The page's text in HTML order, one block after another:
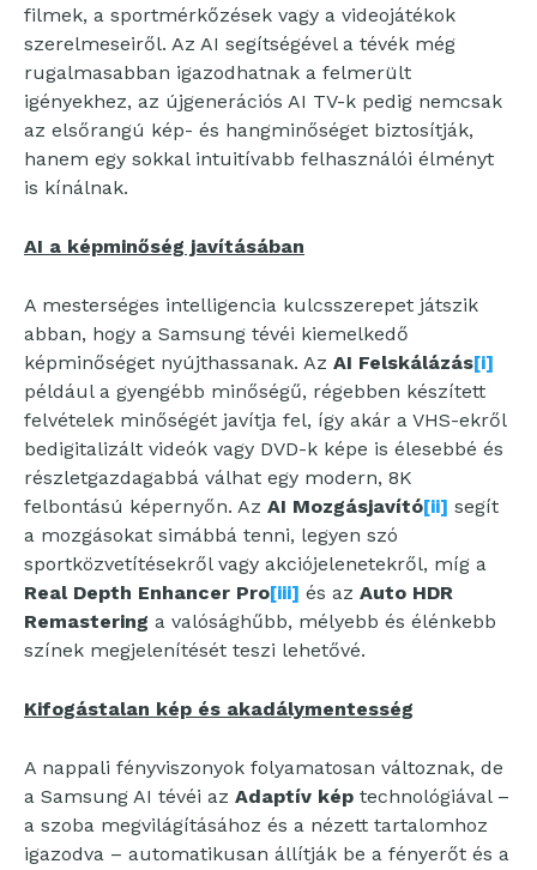
filmek, a sportmérkőzések vagy a videojátékok
szerelmeseiről. Az AI segítségével a tévék még
rugalmasabban igazodhatnak a felmerült
igényekhez, az újgenerációs AI TV-k pedig nemcsak
az elsőrangú kép- és hangminőséget biztosítják,
hanem egy sokkal intuitívabb felhasználói élményt
is kínálnak.
AI a képminőség javításában
A mesterséges intelligencia kulcsszerepet játszik
abban, hogy a Samsung tévéi kiemelkedő
képminőséget nyújthassanak. Az AI Felskálázás[i]
például a gyengébb minőségű, régebben készített
felvételek minőségét javítja fel, így akár a VHS-ekről
bedigitalizált videók vagy DVD-k képe is élesebbé és
részletgazdagabbá válhat egy modern, 8K
felbontású képernyőn. Az AI Mozgásjavító[ii] segít
a mozgásokat simábbá tenni, legyen szó
sportközvetítésekről vagy akciójelenetekről, míg a
Real Depth Enhancer Pro[iii] és az Auto HDR
Remastering a valósághűbb, mélyebb és élénkebb
színek megjelenítését teszi lehetővé.
Kifogástalan kép és akadálymentesség
A nappali fényviszonyok folyamatosan változnak, de
a Samsung AI tévéi az Adaptív kép technológiával –
a szoba megvilágításához és a nézett tartalomhoz
igazodva – automatikusan állítják be a fényerőt és a